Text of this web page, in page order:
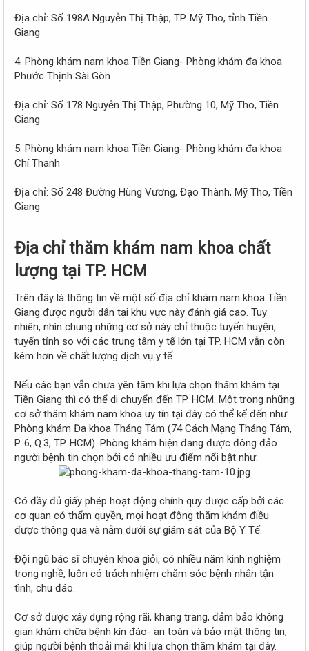
Địa chỉ: Số 198A Nguyễn Thị Thập, TP. Mỹ Tho, tỉnh Tiền
Giang
4. Phòng khám nam khoa Tiền Giang- Phòng khám đa khoa
Phước Thịnh Sài Gòn
Địa chỉ: Số 178 Nguyễn Thị Thập, Phường 10, Mỹ Tho, Tiền
Giang
5. Phòng khám nam khoa Tiền Giang- Phòng khám đa khoa
Chí Thanh
Địa chỉ: Số 248 Đường Hùng Vương, Đạo Thành, Mỹ Tho, Tiền
Giang
Địa chỉ thăm khám nam khoa chất
lượng tại TP. HCM​
Trên đây là thông tin về một số địa chỉ khám nam khoa Tiền
Giang được người dân tại khu vực này đánh giá cao. Tuy
nhiên, nhìn chung những cơ sở này chỉ thuộc tuyến huyện,
tuyến tỉnh so với các trung tâm y tế lớn tại TP. HCM vẫn còn
kém hơn về chất lượng dịch vụ y tế.
Nếu các bạn vẫn chưa yên tâm khi lựa chọn thăm khám tại
Tiền Giang thì có thể di chuyển đến TP. HCM. Một trong những
cơ sở thăm khám nam khoa uy tín tại đây có thể kể đến như
Phòng khám Đa khoa Tháng Tám (74 Cách Mạng Tháng Tám,
P. 6, Q.3, TP. HCM). Phòng khám hiện đang được đông đảo
người bệnh tin chọn bởi có nhiều ưu điểm nổi bật như:
Có đầy đủ giấy phép hoạt động chính quy được cấp bởi các
cơ quan có thẩm quyền, mọi hoạt động thăm khám điều
được thông qua và nằm dưới sự giám sát của Bộ Y Tế.
Đội ngũ bác sĩ chuyên khoa giỏi, có nhiều năm kinh nghiệm
trong nghề, luôn có trách nhiệm chăm sóc bệnh nhân tận
tình, chu đáo.
Cơ sở được xây dựng rộng rãi, khang trang, đảm bảo không
gian khám chữa bệnh kín đáo- an toàn và bảo mật thông tin,
giúp người bệnh thoải mái khi lựa chọn thăm khám tại đây.